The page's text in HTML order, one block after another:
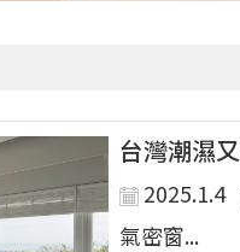
台灣潮濕
2025.1.4
氣密窗...